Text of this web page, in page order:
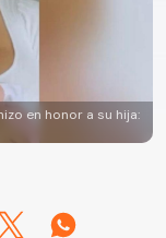
en honor a su hija: